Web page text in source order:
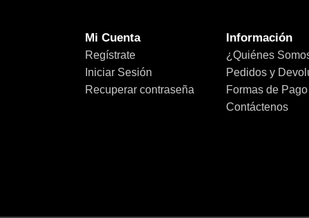
Mi Cuenta
Regístrate
Iniciar Sesión
Recuperar contraseña
Información
¿Quiénes
Pedidos y
Formas de Pago
Contáctenos